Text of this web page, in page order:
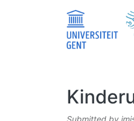
Submitted by